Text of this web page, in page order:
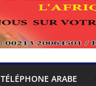
TÉLÉPHONE ARABE